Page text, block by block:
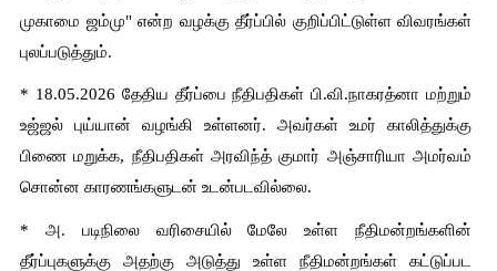
முகாமை ஜம்மு" என்ற வழக்கு தீர்ப்பில் குறிப்பிட்டுள்ள விவரங்கள்
புலப்படுத்தும்.
* 18.05.2026 தேதிய தீர்ப்பை நீதிபதிகள் பி.வி.நாகரத்னா மற்றும்
உஜ்ஜல் புய்யான் வழங்கி உள்ளனர். அவர்கள் உமர் காலித்துக்கு
பிணை மறுக்க, நீதிபதிகள் அரவிந்த் குமார் அஞ்சாரியா அமர்வம்
சொன்ன காரணங்களுடன் உடன்படவில்லை.
* அ. படிநிலை வரிசையில் மேலே உள்ள நீதிமன்றங்களின்
தீர்ப்புகளுக்கு அதற்கு அடுத்து உள்ள நீதிமன்றங்கள் கட்டுப்பட